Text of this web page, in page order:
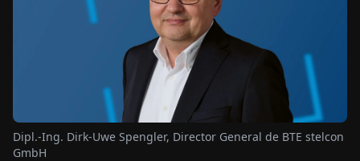
HU
CONTÁCTENOS
Dipl.-Ing. Dirk-Uwe Spengler, Director General de BTE stelcon
GmbH